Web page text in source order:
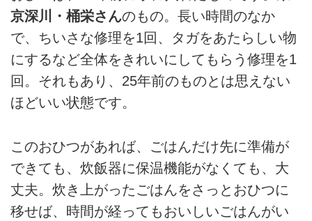
京深川・桶栄さんのもの。長い時間のなか
で、ちいさな修理を1回、タガをあたらしい物
にするなど全体をきれいにしてもらう修理を1
回。それもあり、25年前のものとは思えない
ほどいい状態です。
このおひつがあれば、ごはんだけ先に準備が
できても、炊飯器に保温機能がなくても、大
丈夫。炊き上がったごはんをさっとおひつに
移せば、時間が経ってもおいしいごはんがい